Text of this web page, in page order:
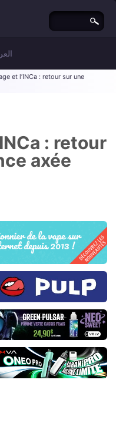
et l’INCa : retour sur une
: retour
axée